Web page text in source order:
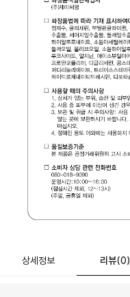
상세정보 리뷰(0)